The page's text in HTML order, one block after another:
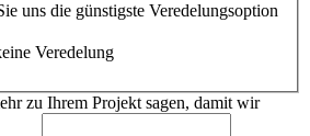
uns die günstigste Veredelungsoption
Veredelung
zu Ihrem Projekt sagen, damit wir